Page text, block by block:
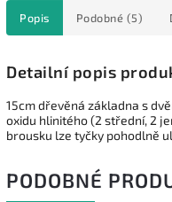
Popis Podobné (5)
Detailní popis
15cm dřevěná základna s
oxidu hlinitého (2 střední, 2
brousku lze tyčky pohodlně
PODOBNÉ